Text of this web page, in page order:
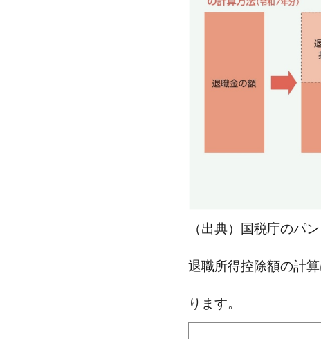
（出典）国税庁のパ
退職所得控除額の計
ります。